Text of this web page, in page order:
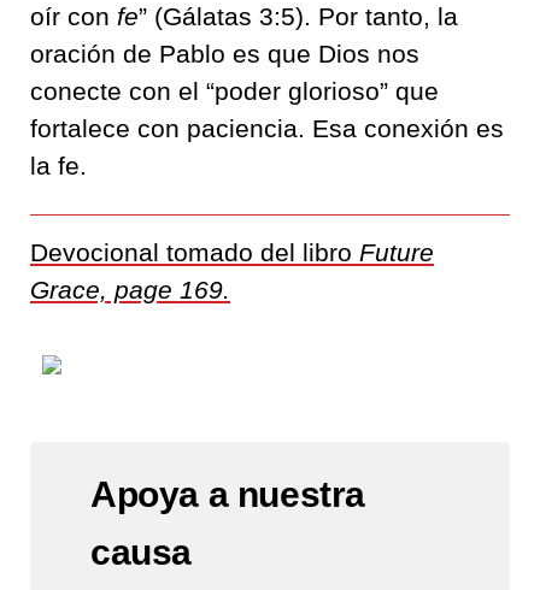
oír con fe” (Gálatas 3:5). Por tanto, la
oración de Pablo es que Dios nos
conecte con el “poder glorioso” que
fortalece con paciencia. Esa conexión es
la fe.
Devocional tomado del libro Future
Grace, page 169.
Apoya a nuestra
causa